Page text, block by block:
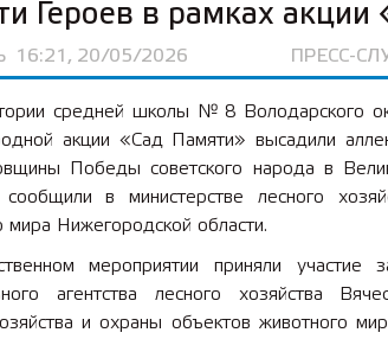
Героев в рамках
16:21, 20/05/2026 ПРЕСС-
средней школы № 8 Володарского
акции «Сад Памяти» высадили
Победы советского народа в
в министерстве лесного
мира Нижегородской области.
мероприятии приняли участие
агентства лесного хозяйства
и охраны объектов животного